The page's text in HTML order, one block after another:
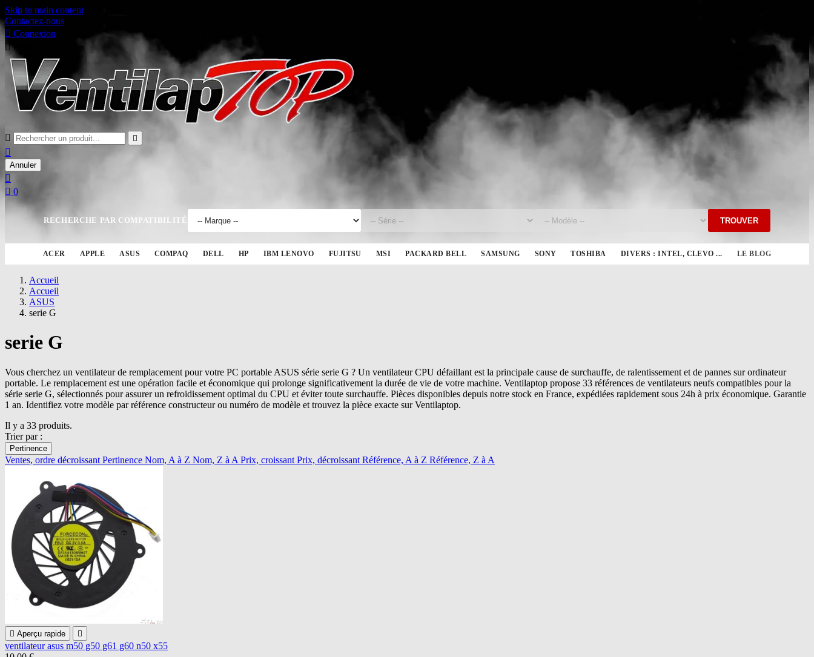
Skip to main content
Contactez-nous
 Connexion
 Panier
 

Annuler

 0
RECHERCHE PAR COMPATIBILITÉ TROUVER
ACER APPLE ASUS COMPAQ DELL HP IBM LENOVO FUJITSU MSI PACKARD BELL SAMSUNG SONY TOSHIBA DIVERS : INTEL, CLEVO ... LE BLOG
Accueil
Accueil
ASUS
serie G
serie G
Vous cherchez un ventilateur de remplacement pour votre PC portable ASUS série serie G ? Un ventilateur CPU défaillant est la principale cause de surchauffe, de ralentissement et de pannes sur ordinateur
portable. Le remplacement est une opération facile et économique qui prolonge significativement la durée de vie de votre machine. Ventilaptop propose 33 références de ventilateurs neufs compatibles pour la
série serie G, sélectionnés pour assurer un refroidissement optimal du CPU et éviter toute surchauffe. Pièces disponibles depuis notre stock en France, expédiées rapidement sous 24h à prix économique. Garantie
1 an. Identifiez votre modèle par référence constructeur ou numéro de modèle et trouvez la pièce exacte sur Ventilaptop.
Il y a 33 produits.
Trier par :
Pertinence
Ventes, ordre décroissant Pertinence Nom, A à Z Nom, Z à A Prix, croissant Prix, décroissant Référence, A à Z Référence, Z à A
 Aperçu rapide 
ventilateur asus m50 g50 g61 g60 n50 x55